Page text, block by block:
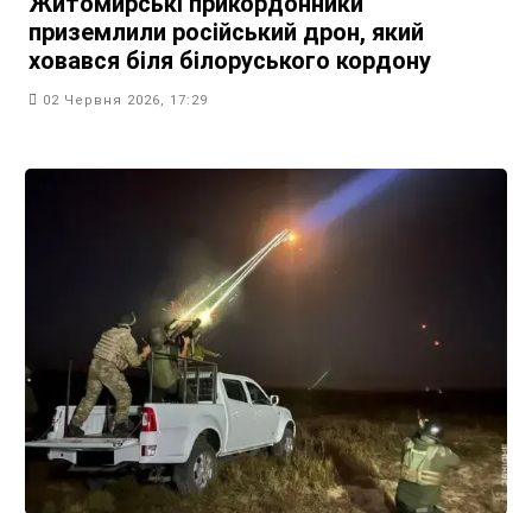
приземлили російський дрон, який
ховався біля білоруського кордону
02 Червня 2026, 17:29